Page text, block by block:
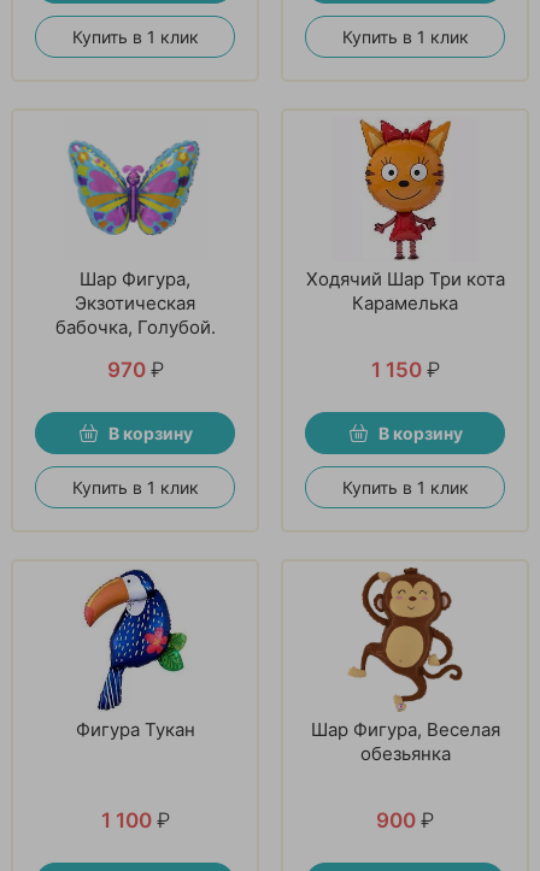
Купить в 1 клик Купить в 1 клик
Шар Фигура,
Экзотическая
бабочка, Голубой.
970 ₽
В корзину
Купить в 1 клик
Ходячий Шар Три кота
Карамелька
1 150 ₽
В корзину
Купить в 1 клик
Фигура Тукан
1 100 ₽
Шар Фигура, Веселая
обезьянка
900 ₽